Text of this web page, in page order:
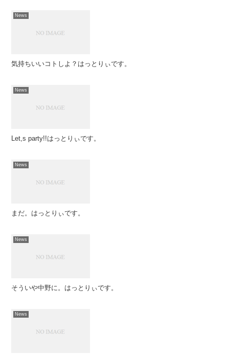
News
気持ちいいコトしよ？はっとりぃです。
News
Let,s party!!はっとりぃです。
News
まだ。はっとりぃです。
News
そういや中野に。はっとりぃです。
News